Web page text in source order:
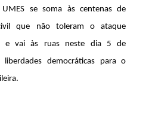
se soma às centenas de
que não toleram o ataque
e vai às ruas neste dia 5 de
democráticas para o